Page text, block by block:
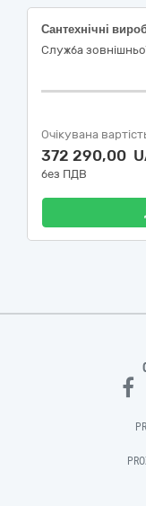
Сантехнічні
Служба
Очікувана
372 290,00
без ПДВ